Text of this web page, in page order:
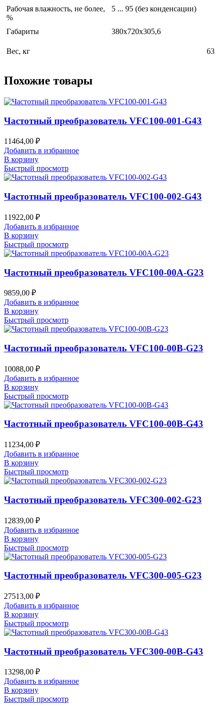
Рабочая влажность, не более,
%
5 ... 95 (без конденсации)
Габариты 380x720x305,6
Вес, кг 63
Похожие товары
Частотный преобразователь VFC100-001-G43
11464,00 ₽
Добавить в избранное
В корзину
Быстрый просмотр
Частотный преобразователь VFC100-002-G43
11922,00 ₽
Добавить в избранное
В корзину
Быстрый просмотр
Частотный преобразователь VFC100-00A-G23
9859,00 ₽
Добавить в избранное
В корзину
Быстрый просмотр
Частотный преобразователь VFC100-00B-G23
10088,00 ₽
Добавить в избранное
В корзину
Быстрый просмотр
Частотный преобразователь VFC100-00B-G43
11234,00 ₽
Добавить в избранное
В корзину
Быстрый просмотр
Частотный преобразователь VFC300-002-G23
12839,00 ₽
Добавить в избранное
В корзину
Быстрый просмотр
Частотный преобразователь VFC300-005-G23
27513,00 ₽
Добавить в избранное
В корзину
Быстрый просмотр
Частотный преобразователь VFC300-00B-G43
13298,00 ₽
Добавить в избранное
В корзину
Быстрый просмотр